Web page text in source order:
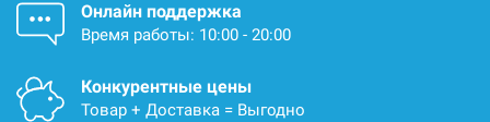
Онлайн поддержка
Время работы: 10:00 - 20:00
Конкурентные цены
Товар + Доставка = Выгодно